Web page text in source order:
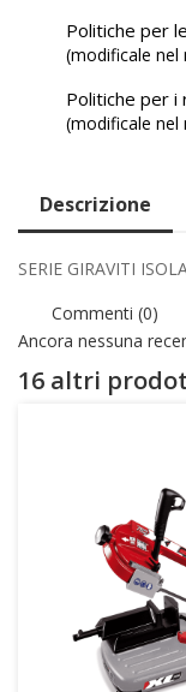
Politiche per
(modificale nel
Politiche per i
(modificale nel
Descrizione
SERIE GIRAVITI
Commenti (0)
Ancora nessuna
16 altri